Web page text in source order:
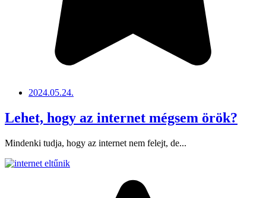
2024.05.24.
Lehet, hogy az internet mégsem örök?
Mindenki tudja, hogy az internet nem felejt, de...